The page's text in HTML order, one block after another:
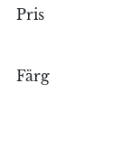
Pris
Färg